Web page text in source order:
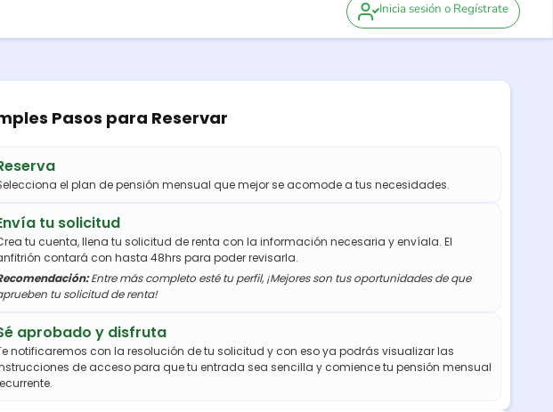
Inicia sesión o Regístrate
Pasos para Reservar
el plan de pensión mensual que mejor se acomode a tus necesidades.
tu solicitud
tu cuenta, llena tu solicitud de renta con la información necesaria y envíala. El
contará con hasta 48hrs para poder revisarla.
Entre más completo esté tu perfil, ¡Mejores son tus oportunidades de que
tu solicitud de renta!
aprobado y disfruta
notificaremos con la resolución de tu solicitud y con eso ya podrás visualizar las
de acceso para que tu entrada sea sencilla y comience tu pensión mensual